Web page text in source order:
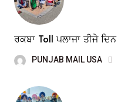
ਰਕਬਾ Toll ਪਲਾਜਾ ਤੀਜੇ ਦਿਨ
PUNJAB MAIL USA